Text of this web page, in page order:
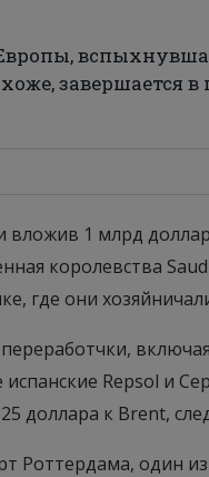
завершается в
вложив 1 млрд
королевства
где они
Repsol и
доллара к Brent,
Роттердама, один